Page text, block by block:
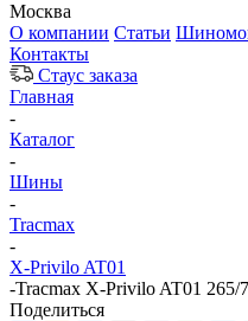
Москва
О компании Статьи
Контакты
Стаус заказа
Главная
-
Каталог
-
Шины
-
Tracmax
-
X-Privilo AT01
-Tracmax X-Privilo AT01 265/
Поделиться